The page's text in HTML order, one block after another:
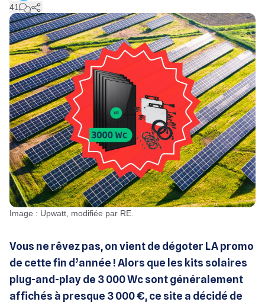
41
Image : Upwatt, modifiée par RE.
Vous ne rêvez pas, on vient de dégoter LA promo
de cette fin d’année ! Alors que les kits solaires
plug-and-play de 3 000 Wc sont généralement
affichés à presque 3 000 €, ce site a décidé de